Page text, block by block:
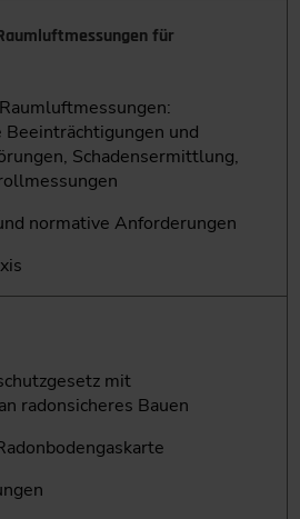
für
und
Schadensermittlung,
normative Anforderungen
mit
radon­sicheres Bauen